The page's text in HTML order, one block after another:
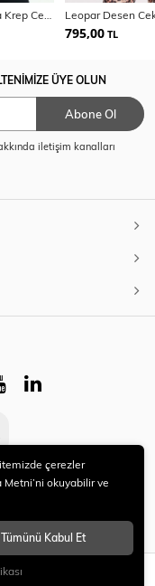
795,00 TL
ÜYE OLUN
Abone Ol
iletişim kanalları
saklıdır.
çerezler
Metni’ni okuyabilir ve
Tümünü Kabul Et